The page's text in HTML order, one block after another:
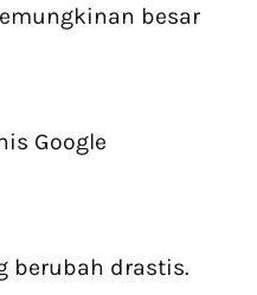
besar
Google
berubah drastis.